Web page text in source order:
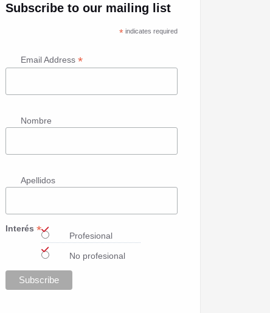
Subscribe to our mailing list
* indicates required
Email Address*
Nombre
Apellidos
Interés* Profesional
No profesional